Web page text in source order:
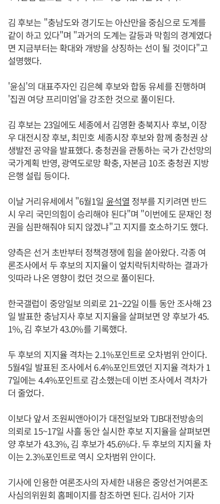
김 후보는 "충남도와 경기도는 아산만을 중심으로 도계를
같이 하고 있다"며 "과거의 도계는 갈등과 막힘의 경계였다
면 지금부터는 확대와 개방을 상징하는 선이 될 것이다"고
설명했다.
'윤심'의 대표주자인 김은혜 후보와 합동 유세를 진행하며
'집권 여당 프리미엄'을 강조한 것으로 풀이된다.
김 후보는 23일에도 세종에서 김영환 충북지사 후보, 이장
우 대전시장 후보, 최민호 세종시장 후보와 함께 충청권 상
생발전 공약을 발표했다. 충청권을 관통하는 국가 간선망의
국가계획 반영, 광역도로망 확충, 자본금 10조 충청권 지방
은행 설립 등이다.
이날 거리유세에서 "6월1일 윤석열 정부를 지키려면 반드
시 우리 국민의힘이 승리해야 된다"며 "이번에도 문재인 정
권을 심판해줘야 되지 않겠냐"고 지지를 호소하기도 했다.
양측은 선거 초반부터 정책경쟁에 힘을 쏟아왔다. 각종 여
론조사에서 두 후보의 지지율이 엎치락뒤치락하는 결과가
잇따라 나온 영향이 컸던 것으로 풀이된다.
한국갤럽이 중앙일보 의뢰로 21~22일 이틀 동안 조사해 23
일 발표한 충남지사 후보 지지율을 살펴보면 양 후보가 45.
1%, 김 후보가 43.0%를 기록했다.
두 후보의 지지율 격차는 2.1%포인트로 오차범위 안이다.
5월4일 발표된 조사에서 6.4%포인트였던 지지율 격차가 1
7일에는 4.4%포인트로 감소했는데 이번 조사에서 격차가
더 줄었다.
이보다 앞서 조원씨앤아이가 대전일보와 TJB대전방송의
의뢰로 15~17일 사흘 동안 실시한 후보 지지율을 살펴보면
양 후보가 43.3%, 김 후보가 45.6%다. 두 후보의 지지율 차
이는 2.3%포인트로 역시 오차범위 안이다.
기사에 인용한 여론조사의 자세한 내용은 중앙선거여론조
사심의위원회 홈페이지를 참조하면 된다. 김서아 기자